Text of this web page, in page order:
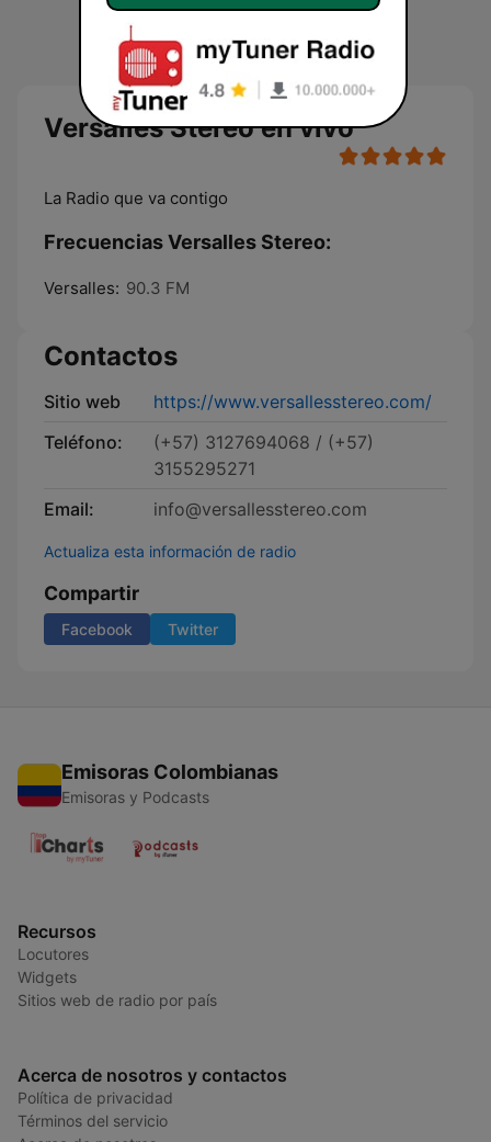
Versalles Stereo en vivo
La Radio que va contigo
Frecuencias Versalles Stereo:
Versalles: 90.3 FM
Contactos
Sitio web
https://www.versallesstereo.com/
Teléfono:
(+57) 3127694068 / (+57)
3155295271
Email:
info@versallesstereo.com
Actualiza esta información de radio
Compartir
Facebook Twitter
Emisoras Colombianas
Emisoras y Podcasts
Recursos
Locutores
Widgets
Sitios web de radio por país
Acerca de nosotros y contactos
Política de privacidad
Términos del servicio